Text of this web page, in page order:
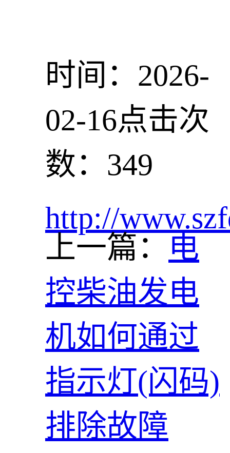
时间：2026-
02-16点击次
数：349
http://
上一篇：
电
控柴油发电
机如何通过
指示灯(闪码)
排除故障